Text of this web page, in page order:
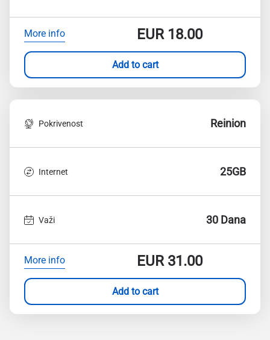
More info EUR18.00
Add to cart
Pokrivenost Reinion
Internet 25GB
Važi 30 Dana
More info EUR31.00
Add to cart